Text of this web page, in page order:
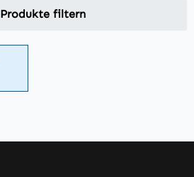
Produkte filtern